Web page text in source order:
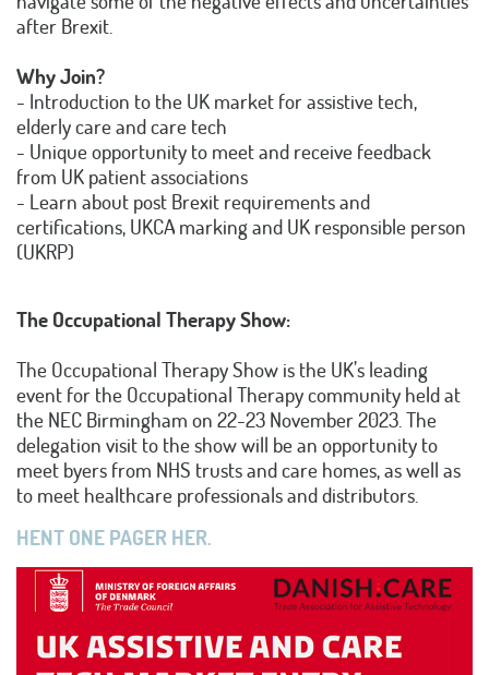
after Brexit.
Why Join?
- Introduction to the UK market for assistive tech,
elderly care and care tech
- Unique opportunity to meet and receive feedback
from UK patient associations
- Learn about post Brexit requirements and
certifications, UKCA marking and UK responsible person
(UKRP)
The Occupational Therapy Show:
The Occupational Therapy Show is the UK’s leading
event for the Occupational Therapy community held at
the NEC Birmingham on 22-23 November 2023. The
delegation visit to the show will be an opportunity to
meet byers from NHS trusts and care homes, as well as
to meet healthcare professionals and distributors.
HENT ONE PAGER HER.